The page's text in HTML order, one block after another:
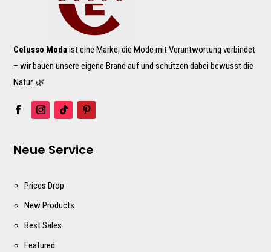
Celusso Modaist eine Marke, die Mode mit Verantwortung verbindet
– wir bauen unsere eigene Brand auf und schützen dabei bewusst die
Natur. 🌿
Neue Service
Prices Drop
New Products
Best Sales
Featured